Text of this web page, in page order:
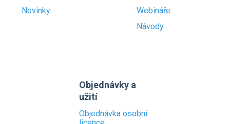
Novinky
Webináře
Návody
Objednávky a
užití
Objednávka osobní